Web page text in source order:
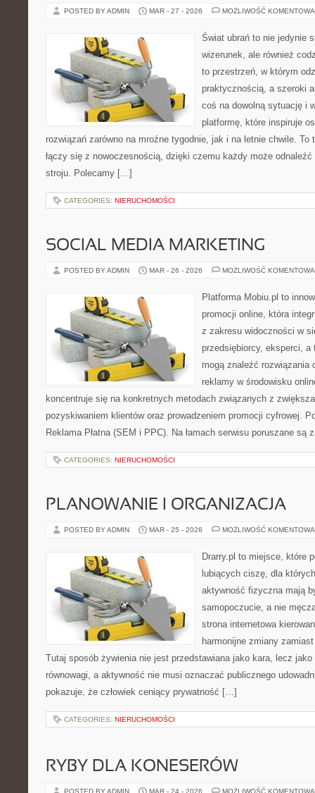
POSTED BY ADMIN MAR - 27 - 2026 MOŻLIWOŚĆ
Świat ubrań to nie jedynie
wizerunek, ale również
to przestrzeń, w którym
praktycznością, a szeroki
coś na dowolną sytuację i
platformę, które inspiruje
rozwiązań zarówno na mroźne tygodnie, jak i na letnie chwile. To
łączy się z nowoczesnością, dzięki czemu każdy może
stroju. Polecamy […]
CATEGORIES: NIERUCHOMOŚCI
SOCIAL MEDIA MARKETING
POSTED BY ADMIN MAR - 26 - 2026 MOŻLIWOŚĆ
Platforma Mobiu.pl to
promocji online, która
z zakresu widoczności w
przedsiębiorcy, eksperci,
mogą znaleźć rozwiązania
reklamy w środowisku
koncentruje się na konkretnych metodach związanych z
pozyskiwaniem klientów oraz prowadzeniem promocji cyfrowej.
Reklama Płatna (SEM i PPC). Na łamach serwisu poruszane
CATEGORIES: NIERUCHOMOŚCI
PLANOWANIE I ORGANIZACJA
POSTED BY ADMIN MAR - 25 - 2026 MOŻLIWOŚĆ
Drarry.pl to miejsce, które
lubiących ciszę, dla
aktywność fizyczna mają
samopoczucie, a nie
strona internetowa
harmonijne zmiany
Tutaj sposób żywienia nie jest przedstawiana jako kara, lecz jako
równowagi, a aktywność nie musi oznaczać publicznego
pokazuje, że człowiek ceniący prywatność […]
CATEGORIES: NIERUCHOMOŚCI
RYBY DLA KONESERÓW
POSTED BY ADMIN MAR - 24 - 2026 MOŻLIWOŚĆ